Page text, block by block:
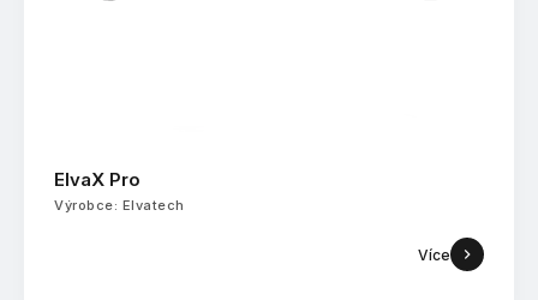
ElvaX Pro
Výrobce: Elvatech
Více